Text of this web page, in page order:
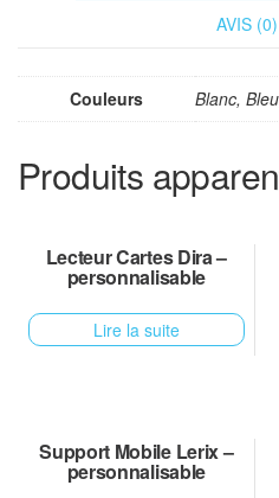
AVIS (0)
Couleurs Blanc,
Produits
Lecteur Cartes Dira –
personnalisable
Lire la suite
Support Mobile Lerix –
personnalisable